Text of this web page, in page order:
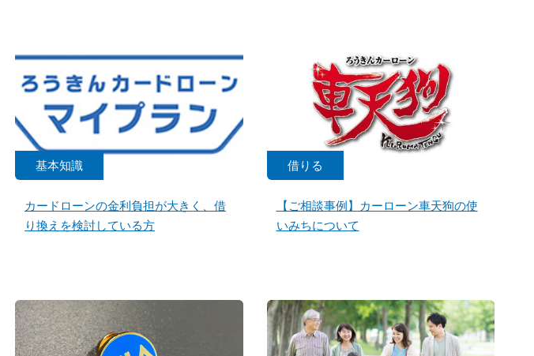
基本知識
カードローンの金利負担が大きく、借
り換えを検討している方
借りる
【ご相談事例】カーローン車天狗の使
いみちについて